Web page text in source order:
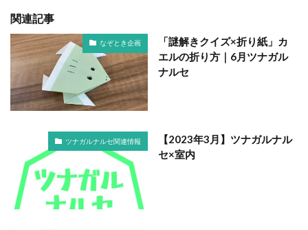
関連記事
なぞとき企画
「謎解きクイズ×折り紙」カ
エルの折り方｜6月ツナガル
ナルセ
ツナガルナルセ関連情報
【2023年3月】ツナガルナル
セ×室内